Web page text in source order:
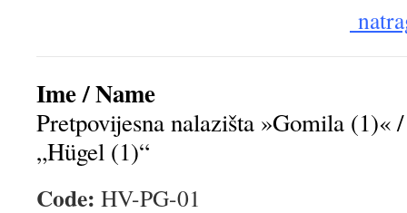
Ime / Name
Pretpovijesna nalazišta »Gomila (1)«
„Hügel (1)“
Code: HV-PG-01